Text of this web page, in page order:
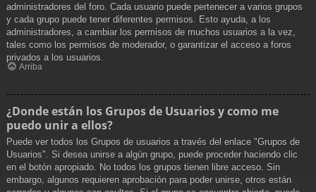
administradores del foro. Cada usuario puede pertenecer a varios grupos
y cada grupo puede tener diferentes permisos. Esto ayuda, a los
administradores, a cambiar los permisos de muchos usuarios a la vez,
tales como los permisos de moderador, o garantizar el acceso a foros
privados a los usuarios.
Arriba
¿Donde están los Grupos de Usuarios y como me
puedo unir a ellos?
Puede ver todos los Grupos de usuarios a través del enlace "Grupos de
Usuarios". Si desea unirse a algún grupo, puede proceder haciendo clic
en el botón apropiado. No todos los grupos tienen libre acceso. Sin
embargo, algunos requieren aprobación para poder unirse, otros están